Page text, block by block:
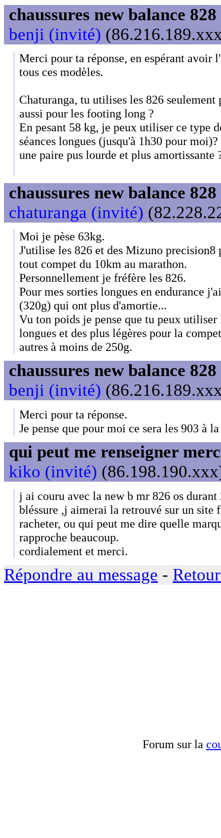
chaussures new balance
benji (invité)
Merci pour ta réponse, en espérant avoir
tous ces modèles.
Chaturanga, tu utilises les 826 seulement
aussi pour les footing long ?
En pesant 58 kg, je peux utiliser ce type
séances longues (jusqu'à 1h30 pour
une paire pus lourde et plus amortissante
chaussures new balance
chaturanga (invité)
Moi je pèse 63kg.
J'utilise les 826 et des Mizuno
tout compet du 10km au marathon.
Personnellement je fréfère les 826.
Pour mes sorties longues en endurance
(320g) qui ont plus d'amortie...
Vu ton poids je pense que tu peux utiliser
longues et des plus légères pour la
autres à moins de 250g.
chaussures new balance
benji (invité)
Merci pour ta réponse.
Je pense que pour moi ce sera les 903 à
qui peut me renseigner
kiko (invité)
j ai couru avec la new b mr 826 os durant
bléssure ,j aimerai la retrouvé sur un site
racheter, ou qui peut me dire quelle
rapproche beaucoup.
cordialement et merci.
Répondre au message -
Forum sur la